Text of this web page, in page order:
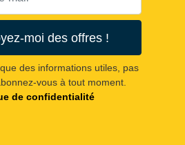
moi des offres !
des informations utiles, pas
vous à tout moment.
de confidentialité